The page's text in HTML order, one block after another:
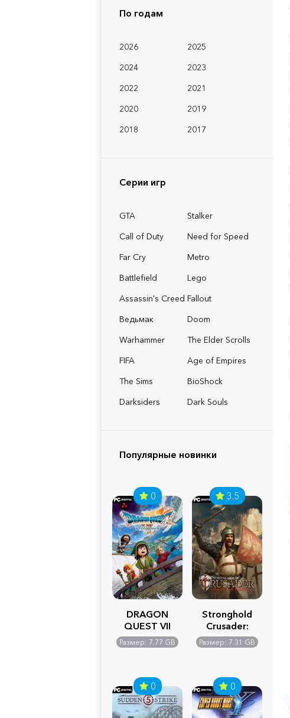
По годам
2026
2025
2024
2023
2022
2021
2020
2019
2018
2017
Серии игр
GTA
Stalker
Call of Duty
Need for Speed
Far Cry
Metro
Battlefield
Lego
Assassin's Creed Fallout
Ведьмак
Doom
Warhammer
The Elder Scrolls
FIFA
Age of Empires
The Sims
BioShock
Darksiders
Dark Souls
Популярные новинки
0
DRAGON
QUEST VII
Reimagined
Размер: 7.77 GB
3.5
Stronghold
Crusader:
Definitive
Edition
Размер: 7.31 GB
0 0